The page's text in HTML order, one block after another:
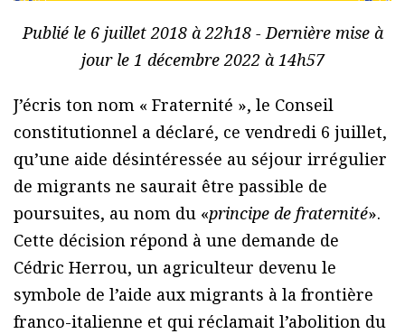
Publié le 6 juillet 2018 à 22h18 - Dernière mise à
jour le 1 décembre 2022 à 14h57
J’écris ton nom « Fraternité », le Conseil
constitutionnel a déclaré, ce vendredi 6 juillet,
qu’une aide désintéressée au séjour irrégulier
de migrants ne saurait être passible de
poursuites, au nom du «principe de fraternité».
Cette décision répond à une demande de
Cédric Herrou, un agriculteur devenu le
symbole de l’aide aux migrants à la frontière
franco-italienne et qui réclamait l’abolition du